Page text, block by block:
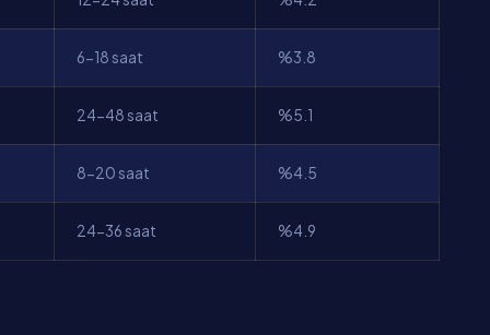
6-18 saat %3.8
24-48 saat %5.1
8-20 saat %4.5
24-36 saat %4.9